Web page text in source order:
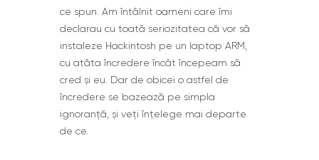
ce spun. Am întâlnit oameni care îmi
declarau cu toată seriozitatea că vor să
instaleze Hackintosh pe un laptop ARM,
cu atâta încredere încât începeam să
cred și eu. Dar de obicei o astfel de
încredere se bazează pe simpla
ignoranță, și veți înțelege mai departe
de ce.